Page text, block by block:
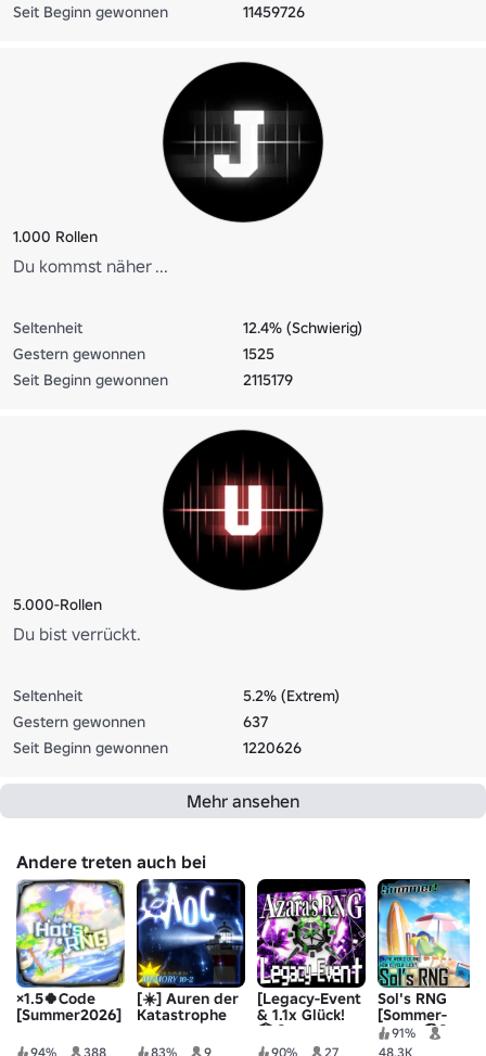
Seit Beginn gewonnen
11459726
1.000 Rollen
Du kommst näher ...
Seltenheit
12.4% (Schwierig)
Gestern gewonnen
1525
Seit Beginn gewonnen
2115179
5.000-Rollen
Du bist verrückt.
Seltenheit
5.2% (Extrem)
Gestern gewonnen
637
Seit Beginn gewonnen
1220626
Mehr ansehen
Andere treten auch bei
×1.5🍀Code
[Summer2026]
94% 388
[☀️] Auren der
Katastrophe
83% 9
[Legacy-Event
& 1.1x Glück!
🏛️ ] Azaras
RNG
90% 27
Sol's RNG
[Sommer-
Event 🏖️]
91%
48.3K